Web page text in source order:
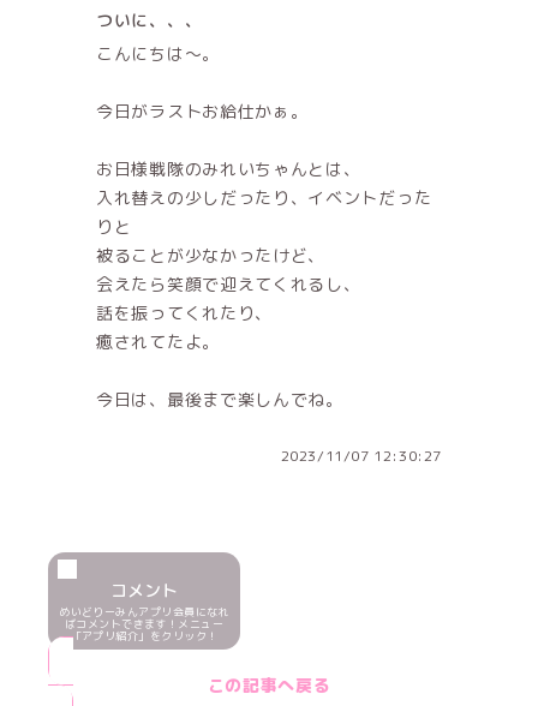
ついに、、、
こんにちは〜。
今日がラストお給仕かぁ。
お日様戦隊のみれいちゃんとは、
入れ替えの少しだったり、イベントだった
りと
被ることが少なかったけど、
会えたら笑顔で迎えてくれるし、
話を振ってくれたり、
癒されてたよ。
今日は、最後まで楽しんでね。
2023/11/07 12:30:27
コメント
めいどりーみんアプリ会員になれ
ばコメントできます！メニュー
「アプリ紹介」をクリック！
この記事へ戻る